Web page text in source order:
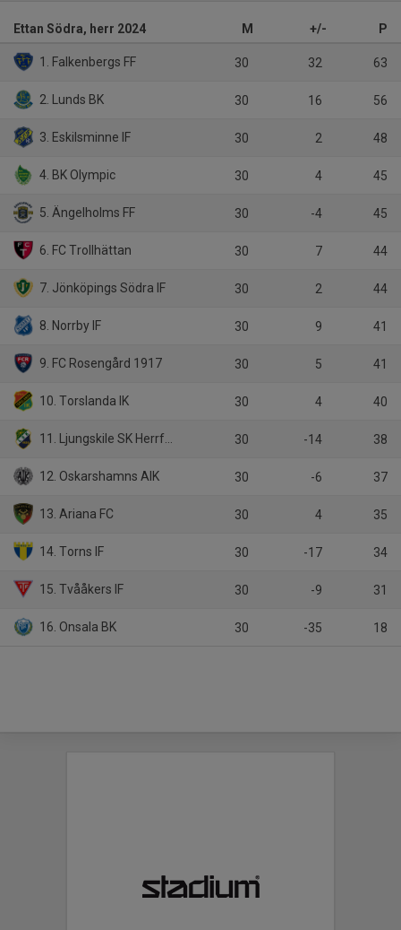
Ettan Södra, herr 2024 M +/- P
1. Falkenbergs FF 30 32 63
2. Lunds BK 30 16 56
3. Eskilsminne IF 30 2 48
4. BK Olympic 30 4 45
5. Ängelholms FF 30 -4 45
6. FC Trollhättan 30 7 44
7. Jönköpings Södra IF 30 2 44
8. Norrby IF 30 9 41
9. FC Rosengård 1917 30 5 41
10. Torslanda IK 30 4 40
11. Ljungskile SK Herrfotboll 30 -14 38
12. Oskarshamns AIK 30 -6 37
13. Ariana FC 30 4 35
14. Torns IF 30 -17 34
15. Tvååkers IF 30 -9 31
16. Onsala BK 30 -35 18